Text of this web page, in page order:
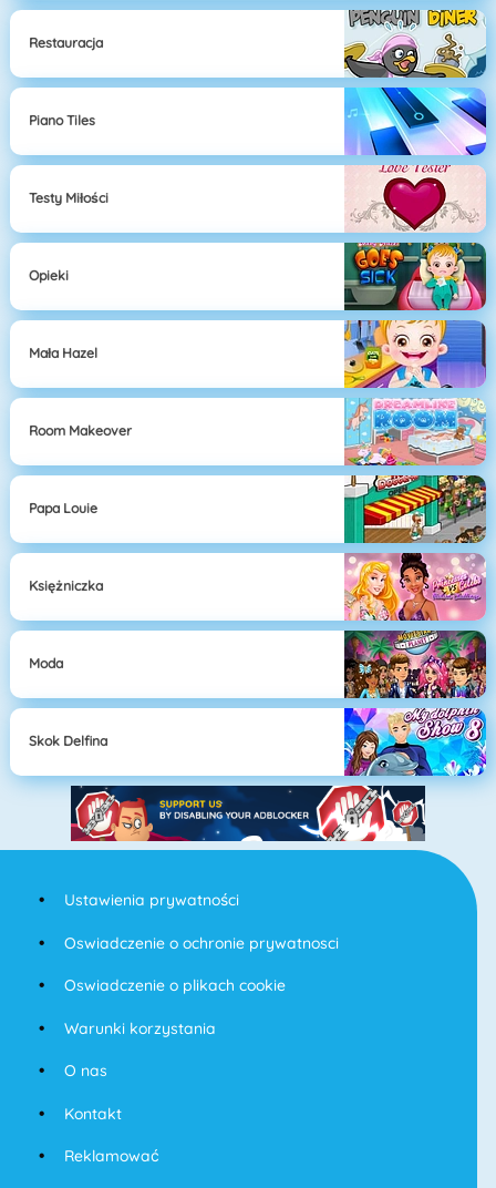
Restauracja
Piano Tiles
Testy Miłości
Opieki
Mała Hazel
Room Makeover
Papa Louie
Księżniczka
Moda
Skok Delfina
Ustawienia prywatności
Oswiadczenie o ochronie prywatnosci
Oswiadczenie o plikach cookie
Warunki korzystania
O nas
Kontakt
Reklamować